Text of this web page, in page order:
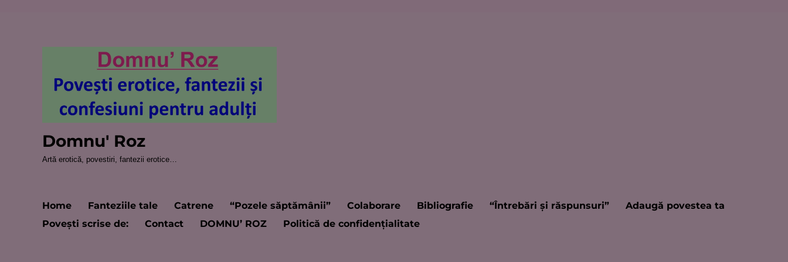
Domnu' Roz
Artă erotică, povestiri, fantezii erotice…
Home Fanteziile tale Catrene “Pozele săptămânii” Colaborare Bibliografie “Întrebări şi răspunsuri”
Adaugă povestea ta
Poveşti scrise de:
Contact DOMNU’ ROZ Politică de confidențialitate